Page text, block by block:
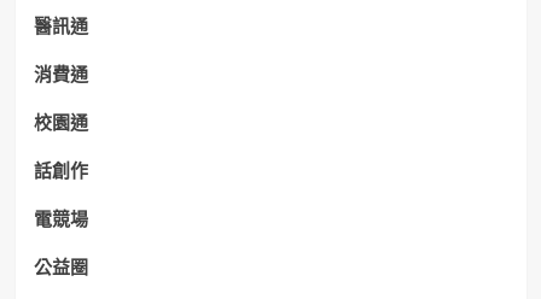
醫訊通
消費通
校園通
話創作
電競場
公益圈